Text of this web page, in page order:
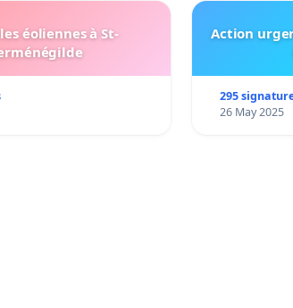
éoliennes à St-
Action
295
26 May 2025